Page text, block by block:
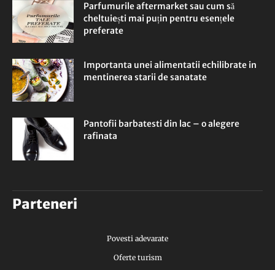
Parfumurile aftermarket sau cum să
cheltuiești mai puțin pentru esențele
preferate
Importanta unei alimentatii echilibrate in
mentinerea starii de sanatate
Pantofii barbatesti din lac – o alegere
rafinata
Parteneri
Povesti adevarate
Oferte turism